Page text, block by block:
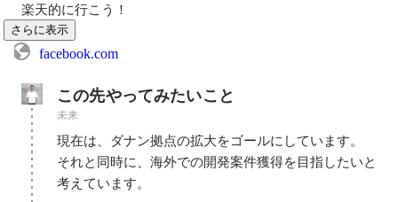
楽天的に行こう！
さらに表示
facebook.com
この先やってみたいこと
未来
現在は、ダナン拠点の拡大をゴールにしています。
それと同時に、海外での開発案件獲得を目指したいと
考えています。